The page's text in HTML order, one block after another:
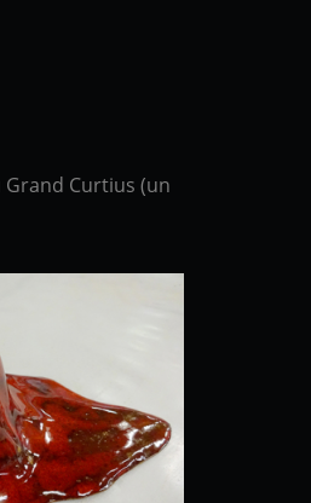
Grand Curtius (un